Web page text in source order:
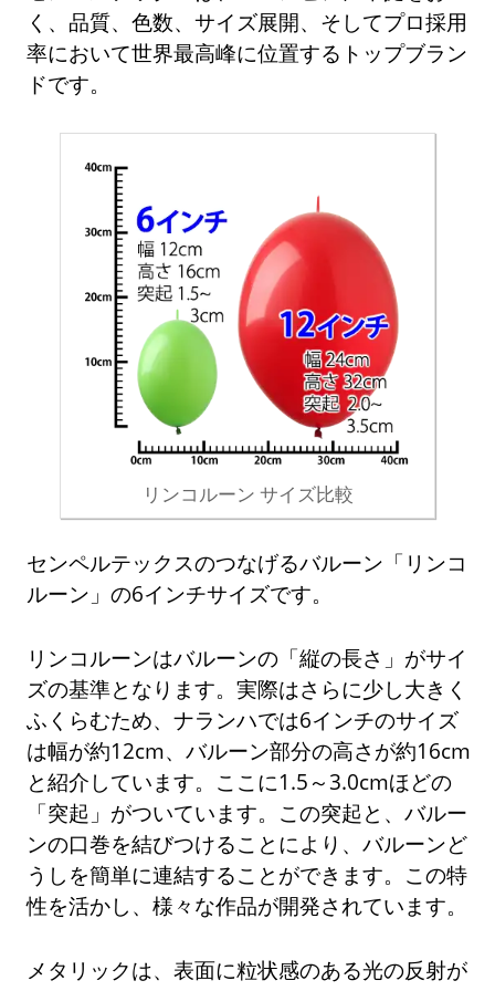
く、品質、色数、サイズ展開、そしてプロ採用
率において世界最高峰に位置するトップブラン
ドです。
リンコルーン サイズ比較
センペルテックスのつなげるバルーン「リンコ
ルーン」の6インチサイズです。
リンコルーンはバルーンの「縦の長さ」がサイ
ズの基準となります。実際はさらに少し大きく
ふくらむため、ナランハでは6インチのサイズ
は幅が約12cm、バルーン部分の高さが約16cm
と紹介しています。ここに1.5～3.0cmほどの
「突起」がついています。この突起と、バルー
ンの口巻を結びつけることにより、バルーンど
うしを簡単に連結することができます。この特
性を活かし、様々な作品が開発されています。
メタリックは、表面に粒状感のある光の反射が